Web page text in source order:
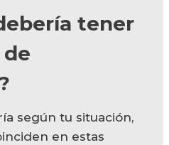
tener
según tu situación,
en estas